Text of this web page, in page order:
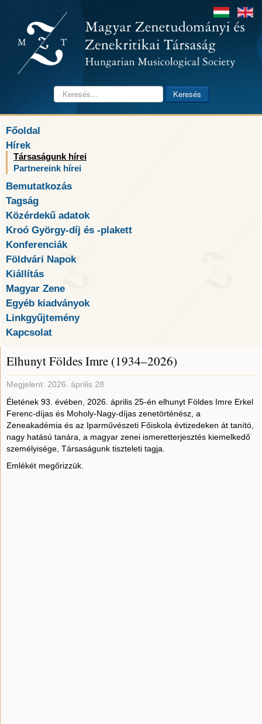
Keresés... Keresés
Főoldal
Hírek
Társaságunk hírei
Partnereink hírei
Bemutatkozás
Tagság
Közérdekű adatok
Kroó György-díj és -plakett
Konferenciák
Földvári Napok
Kiállítás
Magyar Zene
Egyéb kiadványok
Linkgyűjtemény
Kapcsolat
Elhunyt Földes Imre (1934–2026)
Megjelent: 2026. április 28.
Életének 93. évében, 2026. április 25-én elhunyt Földes Imre Erkel
Ferenc-díjas és Moholy-Nagy-díjas zenetörténész, a
Zeneakadémia és az Iparművészeti Főiskola évtizedeken át tanító,
nagy hatású tanára, a magyar zenei ismeretterjesztés kiemelkedő
személyisége, Társaságunk tiszteleti tagja.
Emlékét megőrizzük.